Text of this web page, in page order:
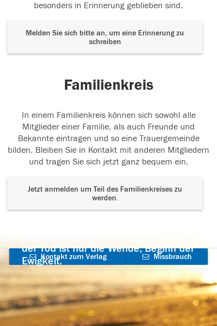
besonders in Erinnerung geblieben sind.
Melden Sie sich bitte an, um eine Erinnerung zu
schreiben
Familienkreis
In einem Familienkreis können sich sowohl alle
Mitglieder einer Familie, als auch Freunde und
Bekannte eintragen und so eine Trauergemeinde
bilden. Bleiben Sie in Kontakt mit anderen Mitgliedern
und tragen Sie sich jetzt ganz bequem ein.
Jetzt anmelden um Teil des Familienkreises zu
werden.
der Tod ist nur die Wende, Beginn der
Ewigkeit.
Kontakt zum Verlag
aufnehmen
Missbrauch